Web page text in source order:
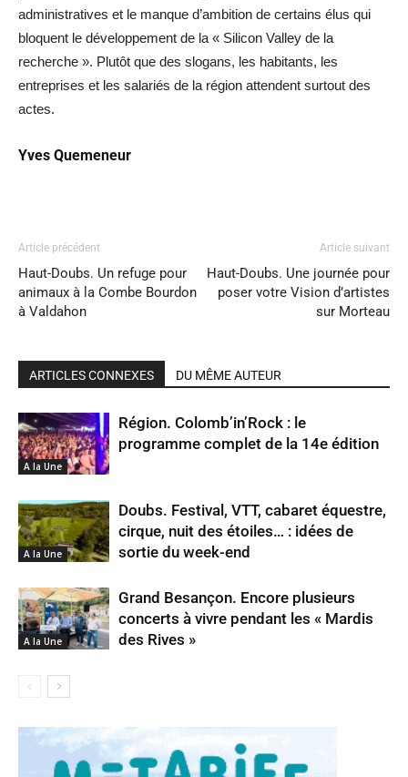
administratives et le manque d’ambition de certains élus qui
bloquent le développement de la « Silicon Valley de la
recherche ». Plutôt que des slogans, les habitants, les
entreprises et les salariés de la région attendent surtout des
actes.
Yves Quemeneur
Article précédent
Haut-Doubs. Un refuge pour
animaux à la Combe Bourdon
à Valdahon
Article suivant
Haut-Doubs. Une journée pour
poser votre Vision d’artistes
sur Morteau
ARTICLES CONNEXES DU MÊME AUTEUR
A la Une
Région. Colomb’in’Rock : le
programme complet de la 14e édition
A la Une
Doubs. Festival, VTT, cabaret équestre,
cirque, nuit des étoiles… : idées de
sortie du week-end
A la Une
Grand Besançon. Encore plusieurs
concerts à vivre pendant les « Mardis
des Rives »